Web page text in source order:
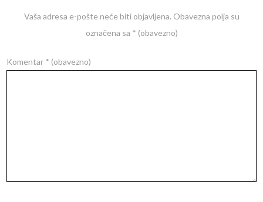
Vaša adresa e-pošte neće biti objavljena. Obavezna polja su
označena sa * (obavezno)
Komentar * (obavezno)